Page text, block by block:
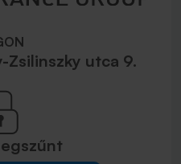
Zsilinszky utca 9.